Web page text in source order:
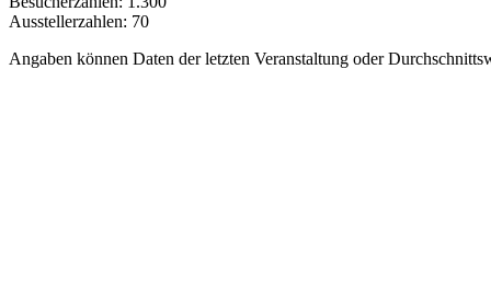
Ausstellerzahlen: 70
Angaben können Daten der letzten Veranstaltung oder